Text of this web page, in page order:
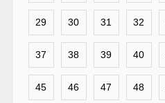
29 30 31 32
37 38 39 40
45 46 47 48